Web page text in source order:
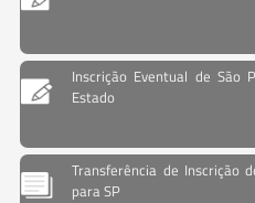
Inscrição Eventual de São
Estado
Transferência de Inscrição
para SP